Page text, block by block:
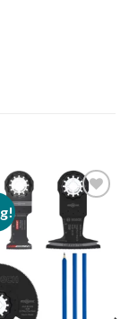
Toevoegen
aan